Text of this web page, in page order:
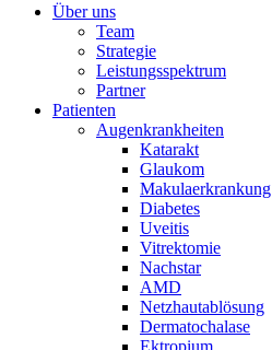
Über uns
Team
Strategie
Leistungsspektrum
Partner
Patienten
Augenkrankheiten
Katarakt
Glaukom
Makulaerkrankung
Diabetes
Uveitis
Vitrektomie
Nachstar
AMD
Netzhautablösung
Dermatochalase
Ektropium